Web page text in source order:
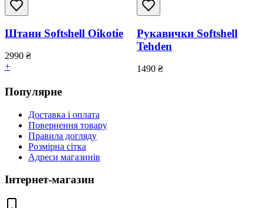
Штани Softshell Oikotie
2990 ₴
+
Рукавички Softshell
Tehden
1490 ₴
Популярне
Доставка і оплата
Повернення товару
Правила догляду
Розмірна сітка
Адреси магазинів
Інтернет-магазин